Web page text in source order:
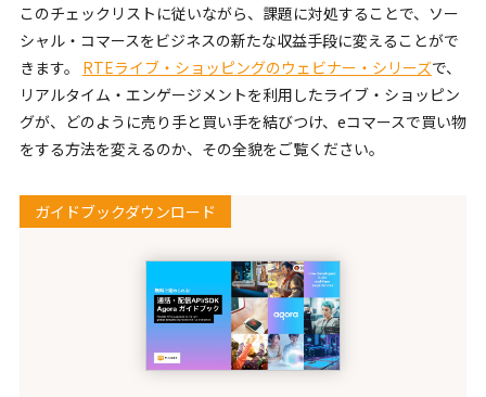
このチェックリストに従いながら、課題に対処することで、ソー
シャル・コマースをビジネスの新たな収益手段に変えることがで
きます。 RTEライブ・ショッピングのウェビナー・シリーズで、
リアルタイム・エンゲージメントを利用したライブ・ショッピン
グが、どのように売り手と買い手を結びつけ、eコマースで買い物
をする方法を変えるのか、その全貌をご覧ください。
ガイドブックダウンロード